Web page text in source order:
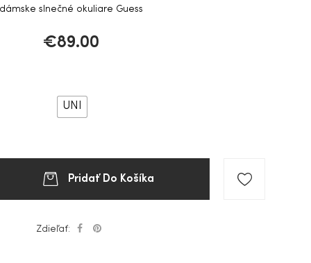
slnečné okuliare Guess
€89.00
UNI
Pridať Do Košíka
Zdieľať: